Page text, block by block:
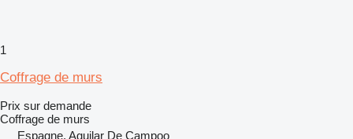
1
Coffrage de murs
Prix sur demande
Coffrage de murs
Espagne, Aguilar De Campoo